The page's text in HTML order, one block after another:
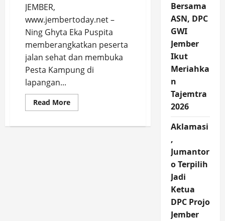
JEMBER,
www.jembertoday.net –
Ning Ghyta Eka Puspita
memberangkatkan peserta
jalan sehat dan membuka
Pesta Kampung di
lapangan...
Read MoreRead
more
Ghyta
Bersama
ASN, DPC
GWI
Jember
Ikut
Meriahka
n
Tajemtra
2026
Aklamasi
,
Jumantor
o Terpilih
Jadi
Ketua
DPC Projo
Jember